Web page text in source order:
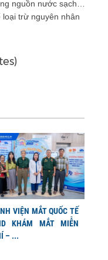
nguồn nước sạch…
trừ nguyên nhân
VIỆN MẮT QUỐC TẾ
KHÁM MẮT MIỄN
– ...